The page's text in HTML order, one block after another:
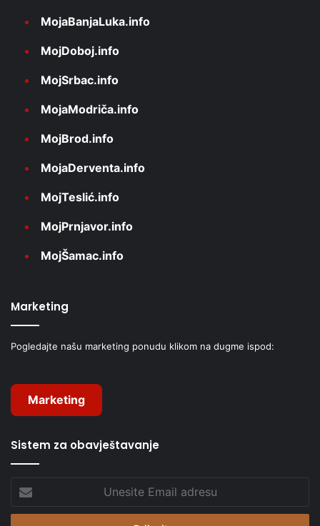
MojaBanjaLuka.info
MojDoboj.info
MojSrbac.info
MojaModriča.info
MojBrod.info
MojaDerventa.info
MojTeslić.info
MojPrnjavor.info
MojŠamac.info
Marketing
Pogledajte našu marketing ponudu klikom na dugme ispod:
Marketing
Sistem za obavještavanje
Email
adresu